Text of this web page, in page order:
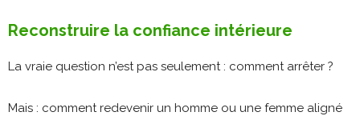
Reconstruire la confiance intérieure
La vraie question n’est pas seulement : comment arrêter ?
Mais : comment redevenir un homme ou une femme aligné